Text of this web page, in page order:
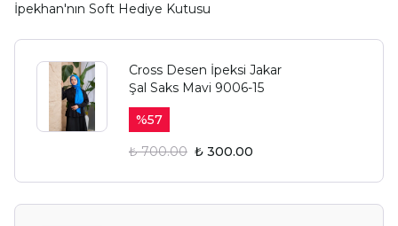
İpekhan'nın Soft Hediye Kutusu
Cross Desen İpeksi Jakar
Şal Saks Mavi 9006-15
%57
₺ 700.00 ₺ 300.00